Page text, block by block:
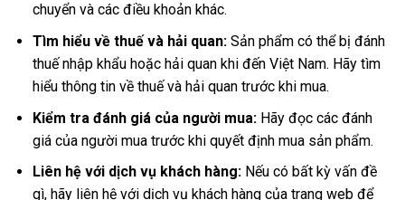
chuyển và các điều khoản khác.
Tìm hiểu về thuế và hải quan:Sản phẩm có thể bị đánh
thuế nhập khẩu hoặc hải quan khi đến Việt Nam. Hãy tìm
hiểu thông tin về thuế và hải quan trước khi mua.
Kiểm tra đánh giá của người mua:Hãy đọc các đánh
giá của người mua trước khi quyết định mua sản phẩm.
Liên hệ với dịch vụ khách hàng:Nếu có bất kỳ vấn đề
gì, hãy liên hệ với dịch vụ khách hàng của trang web để